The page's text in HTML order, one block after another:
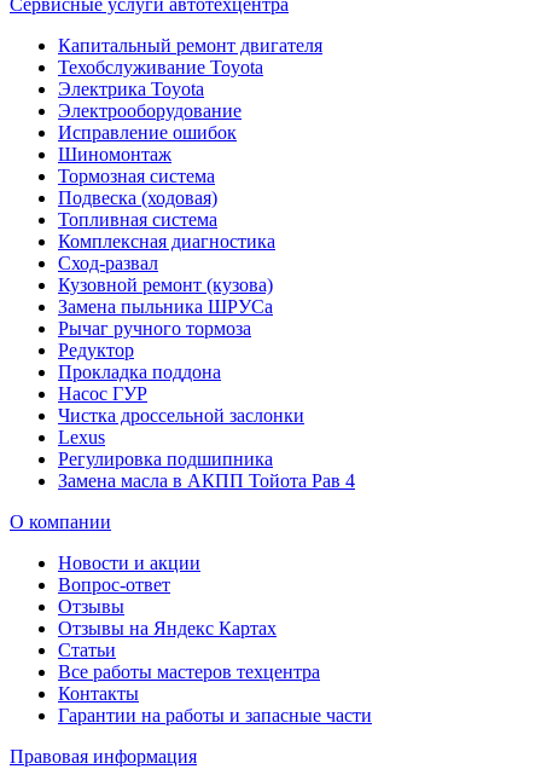
Сервисные услуги автотехцентра
Капитальный ремонт двигателя
Техобслуживание Toyota
Электрика Toyota
Электрооборудование
Исправление ошибок
Шиномонтаж
Тормозная система
Подвеска (ходовая)
Топливная система
Комплексная диагностика
Сход-развал
Кузовной ремонт (кузова)
Замена пыльника ШРУСа
Рычаг ручного тормоза
Редуктор
Прокладка поддона
Насос ГУР
Чистка дроссельной заслонки
Lexus
Регулировка подшипника
Замена масла в АКПП Тойота Рав 4
О компании
Новости и акции
Вопрос-ответ
Отзывы
Отзывы на Яндекс Картах
Статьи
Все работы мастеров техцентра
Контакты
Гарантии на работы и запасные части
Правовая информация